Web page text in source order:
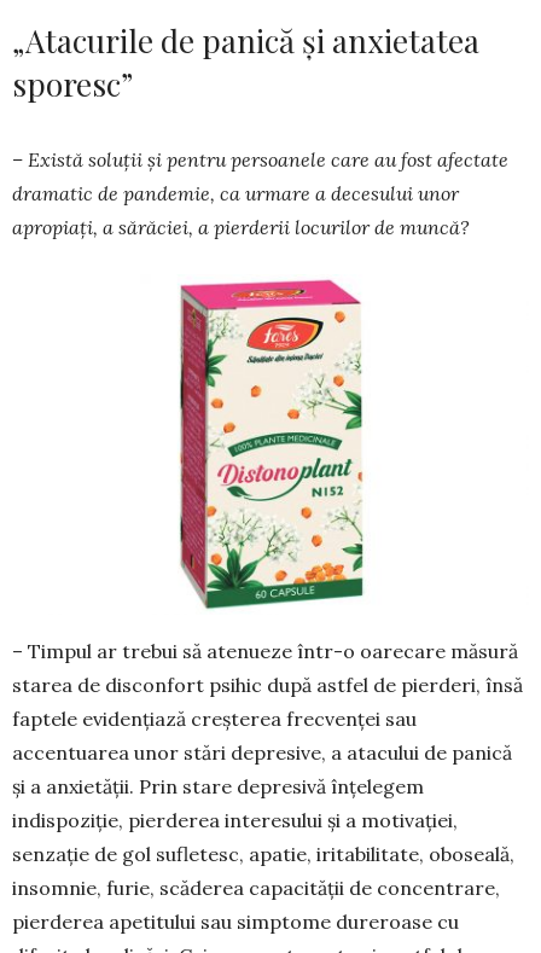
„Atacurile de panică și anxietatea
sporesc”
– Există soluții și pentru persoanele care au fost afectate
dramatic de pandemie, ca urmare a decesului unor
apropiați, a sărăciei, a pierderii locurilor de muncă?
– Timpul ar trebui să atenueze într-o oarecare măsură
starea de disconfort psihic după astfel de pierderi, însă
faptele evidențiază creșterea frecven­ței sau
accentuarea unor stări depresive, a atacului de panică
și a anxietății. Prin stare depresivă înțe­legem
indispoziție, pierderea interesului și a moti­va­ției,
senzație de gol sufletesc, apatie, iritabilitate, oboseală,
insomnie, furie, scăderea capacității de concentrare,
pierderea apetitului sau simptome dure­roase cu